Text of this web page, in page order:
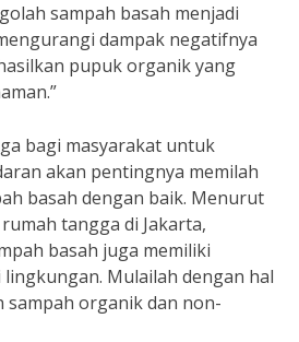
sampah basah menjadi
dampak negatifnya
pupuk organik yang
bagi masyarakat untuk
akan pentingnya memilah
basah dengan baik. Menurut
tangga di Jakarta,
basah juga memiliki
Mulailah dengan hal
sampah organik dan non-